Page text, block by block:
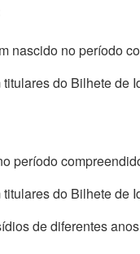
nascido no período
do Bilhete de
período
do Bilhete de
de diferentes